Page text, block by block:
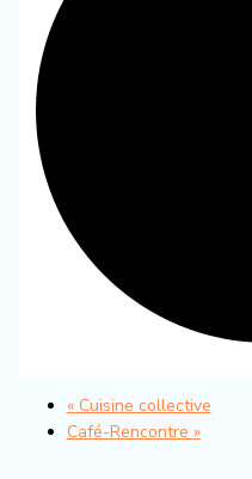
«Cuisine collective
Café-Rencontre »